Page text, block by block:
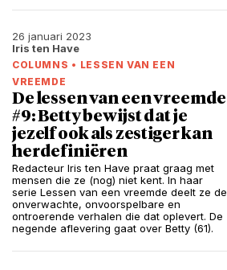
26 januari 2023
Iris ten Have
COLUMNS • LESSEN VAN EEN
VREEMDE
De lessen van een vreemde
#9: Betty bewijst dat je
jezelf ook als zestiger kan
herdefiniëren
Redacteur Iris ten Have praat graag met
mensen die ze (nog) niet kent. In haar
serie Lessen van een vreemde deelt ze de
onverwachte, onvoorspelbare en
ontroerende verhalen die dat oplevert. De
negende aflevering gaat over Betty (61).